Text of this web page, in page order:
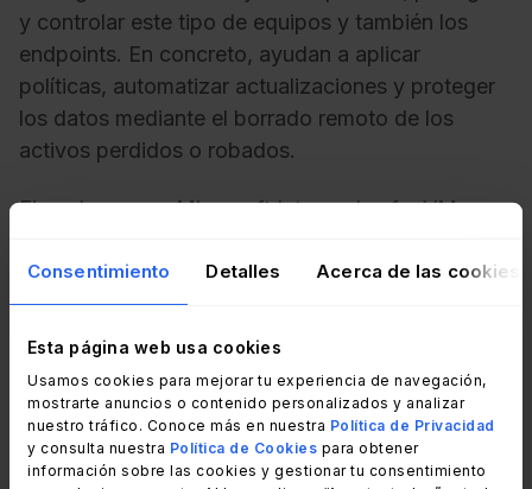
Consentimiento Detalles Acerca de las cookies
Esta página web usa cookies
Usamos cookies para mejorar tu experiencia de navegación,
mostrarte anuncios o contenido personalizados y analizar
nuestro tráfico. Conoce más en nuestra Política de Privacidad
y consulta nuestra Política de Cookies para obtener
información sobre las cookies y gestionar tu consentimiento
y controlar este tipo de equipos y también los
endpoints. En concreto, ayudan a aplicar
políticas, automatizar actualizaciones y proteger
los datos mediante el borrado remoto de los
activos perdidos o robados.
Ejemplos como Microsoft Intune, Jamf y VMware
todos los aparatos de la organización.
#6. Integración de ITAM con
servicios de proveedores de la nube
Dichas vinculaciones facilitan el manejo de las
máquinas virtuales, el almacenamiento y los